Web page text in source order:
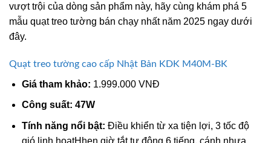
vượt trội của dòng sản phẩm này, hãy cùng khám phá 5
mẫu quạt treo tường bán chạy nhất năm 2025 ngay dưới
đây.
Quạt treo tường cao cấp Nhật Bản KDK M40M-BK
Giá tham khảo: 1.999.000 VNĐ
Công suất: 47W
Tính năng nổi bật: Điều khiển từ xa tiện lợi, 3 tốc độ
gió linh hoạtHhẹn giờ tắt tự động 6 tiếng, cánh nhựa